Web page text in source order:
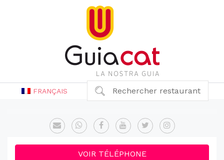
FRANÇAIS Rechercher restaurant
VOIR TÉLÉPHONE